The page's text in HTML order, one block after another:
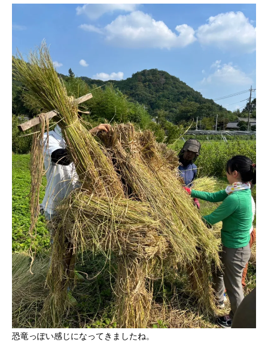
恐竜っぽい感じになってきましたね。